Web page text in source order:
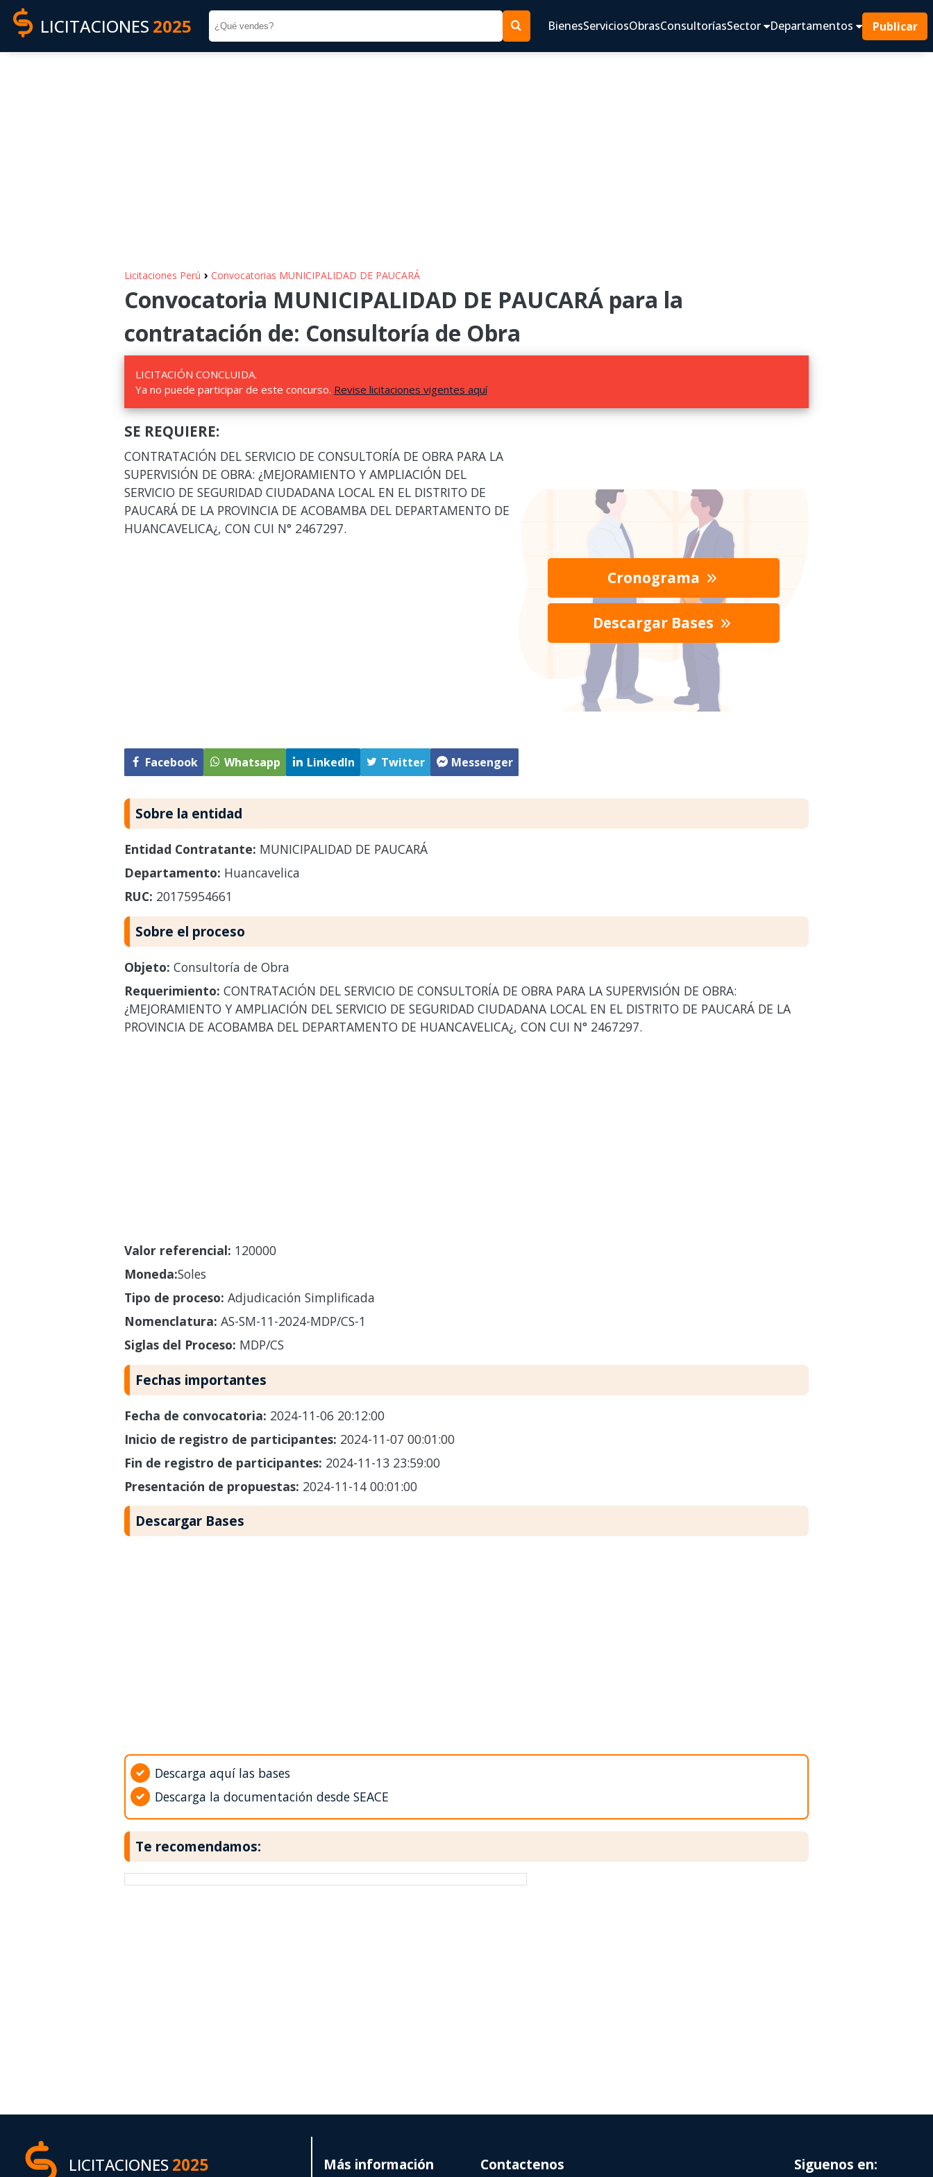
LICITACIONES 2025 BienesServiciosObrasConsultoríasSector Departamentos Publicar
Licitaciones Perú › Convocatorias MUNICIPALIDAD DE PAUCARÁ
Convocatoria MUNICIPALIDAD DE PAUCARÁ para la
contratación de: Consultoría de Obra
LICITACIÓN CONCLUIDA.
Ya no puede participar de este concurso. Revise licitaciones vigentes aquí
SE REQUIERE:
CONTRATACIÓN DEL SERVICIO DE CONSULTORÍA DE OBRA PARA LA
SUPERVISIÓN DE OBRA: ¿MEJORAMIENTO Y AMPLIACIÓN DEL
SERVICIO DE SEGURIDAD CIUDADANA LOCAL EN EL DISTRITO DE
PAUCARÁ DE LA PROVINCIA DE ACOBAMBA DEL DEPARTAMENTO DE
HUANCAVELICA¿, CON CUI N° 2467297.
Facebook Whatsapp LinkedIn Twitter Messenger
Cronograma
Descargar Bases
Sobre la entidad
Entidad Contratante: MUNICIPALIDAD DE PAUCARÁ
Departamento: Huancavelica
RUC: 20175954661
Sobre el proceso
Objeto: Consultoría de Obra
Requerimiento: CONTRATACIÓN DEL SERVICIO DE CONSULTORÍA DE OBRA PARA LA SUPERVISIÓN DE OBRA:
¿MEJORAMIENTO Y AMPLIACIÓN DEL SERVICIO DE SEGURIDAD CIUDADANA LOCAL EN EL DISTRITO DE PAUCARÁ DE LA
PROVINCIA DE ACOBAMBA DEL DEPARTAMENTO DE HUANCAVELICA¿, CON CUI N° 2467297.
Valor referencial: 120000
Moneda:Soles
Tipo de proceso: Adjudicación Simplificada
Nomenclatura: AS-SM-11-2024-MDP/CS-1
Siglas del Proceso: MDP/CS
Fechas importantes
Fecha de convocatoria: 2024-11-06 20:12:00
Inicio de registro de participantes: 2024-11-07 00:01:00
Fin de registro de participantes: 2024-11-13 23:59:00
Presentación de propuestas: 2024-11-14 00:01:00
Descargar Bases
Descarga aquí las bases
Descarga la documentación desde SEACE
Te recomendamos:
LICITACIONES2025 Más información Contactenos Siguenos en: